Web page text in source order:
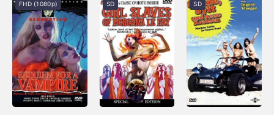
FHD (1080p) SD SD